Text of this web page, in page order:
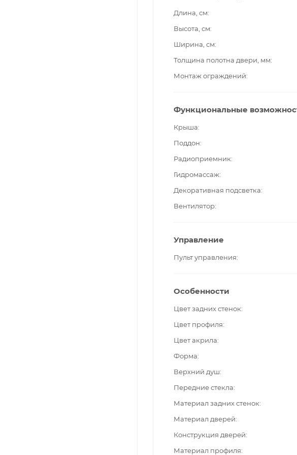
Длина, см
Высота, см
Ширина, см
Толщина полотна двери, мм
Монтаж ограждений
Функциональные
Крыша
Поддон
Радиоприемник
Гидромассаж
Декоративная подсветка
Вентилятор
Управление
Пульт управления
Особенности
Цвет задних стенок
Цвет профиля
Цвет акрила
Форма
Верхний душ
Передние стекла
Материал задних стенок
Материал дверей
Конструкция дверей
Материал профиля